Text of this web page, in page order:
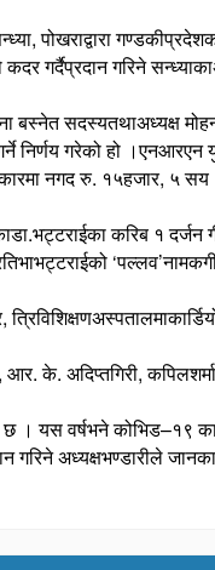
पोखराद्वारा
गर्दैप्रदान गरिने
बस्नेत सदस्यतथाअध्यक्ष
निर्णय गरेको हो
नगद रु. १५हजार, ५ सय
करिब १ दर्जन
के. अदिप्तगिरी,
छ । यस वर्षभने कोभिड–१९
गरिने अध्यक्षभण्डारीले